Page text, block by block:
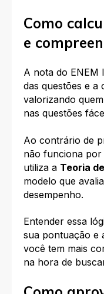
Como
e
A nota do ENEM
das questões e a
valorizando
nas questões
Ao contrário de
não funciona por
utiliza a Teoria
modelo que
desempenho.
Entender essa
sua pontuação e
você tem mais
na hora de